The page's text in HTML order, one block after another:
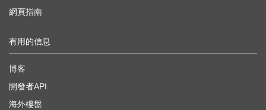
網頁指南
有用的信息
博客
開發者API
海外樓盤